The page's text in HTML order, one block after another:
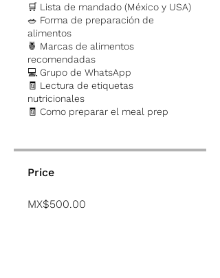
🛒 Lista de mandado (México y USA)
🥗 Forma de preparación de
alimentos
🍍 Marcas de alimentos
recomendadas
💻 Grupo de WhatsApp
🧾 Lectura de etiquetas
nutricionales
🧾 Como preparar el meal prep
Price
MX$500.00